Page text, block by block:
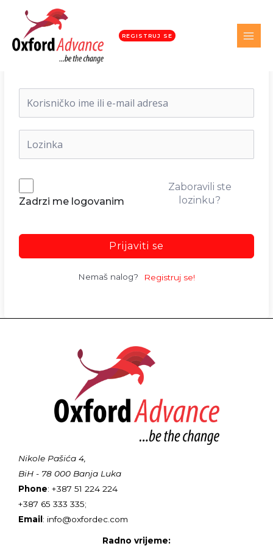
REGISTRUJ SE
Dobrodošli nazad!
Zadrzi me logovanim
Zaboravili ste
lozinku?
Prijaviti se
Nemaš nalog? Registruj se!
Nikole Pašića 4,
BiH - 78 000 Banja Luka
Phone: +387 51 224 224
+387 65 333 335;
Email: info@oxfordec.com
Radno vrijeme: